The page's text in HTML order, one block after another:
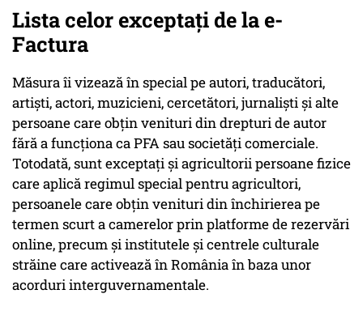
Lista celor exceptați de la e-
Factura
Măsura îi vizează în special pe autori, traducători,
artiști, actori, muzicieni, cercetători, jurnaliști și alte
persoane care obțin venituri din drepturi de autor
fără a funcționa ca PFA sau societăți comerciale.
Totodată, sunt exceptați și agricultorii persoane fizice
care aplică regimul special pentru agricultori,
persoanele care obțin venituri din închirierea pe
termen scurt a camerelor prin platforme de rezervări
online, precum și institutele și centrele culturale
străine care activează în România în baza unor
acorduri interguvernamentale.